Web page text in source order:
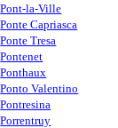
Pont-la-Ville
Ponte Capriasca
Ponte Tresa
Pontenet
Ponthaux
Ponto Valentino
Pontresina
Porrentruy